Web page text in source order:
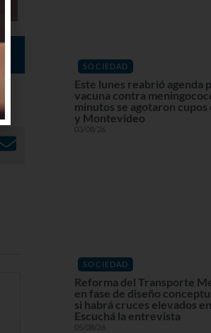
SOCIEDAD
Este lunes reabrió agenda
vacuna contra
minutos se agotaron cupos
y Montevideo
03/08/26
SOCIEDAD
Reforma del Transporte
en fase de diseño
si habrá cruces elevados
Escuchá la entrevista
05/08/26